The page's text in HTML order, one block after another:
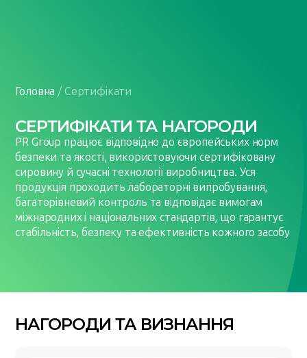
Головна / Сертифікати
СЕРТИФІКАТИ ТА НАГОРОДИ
PR Group працює відповідно до європейських норм
безпеки та якості, використовуючи сертифіковану
сировину й сучасні технології виробництва. Уся
продукція проходить лабораторні випробування,
багаторівневий контроль та відповідає вимогам
міжнародних і національних стандартів, що гарантує
стабільність, безпеку та ефективність кожного засобу
НАГОРОДИ ТА ВИЗНАННЯ